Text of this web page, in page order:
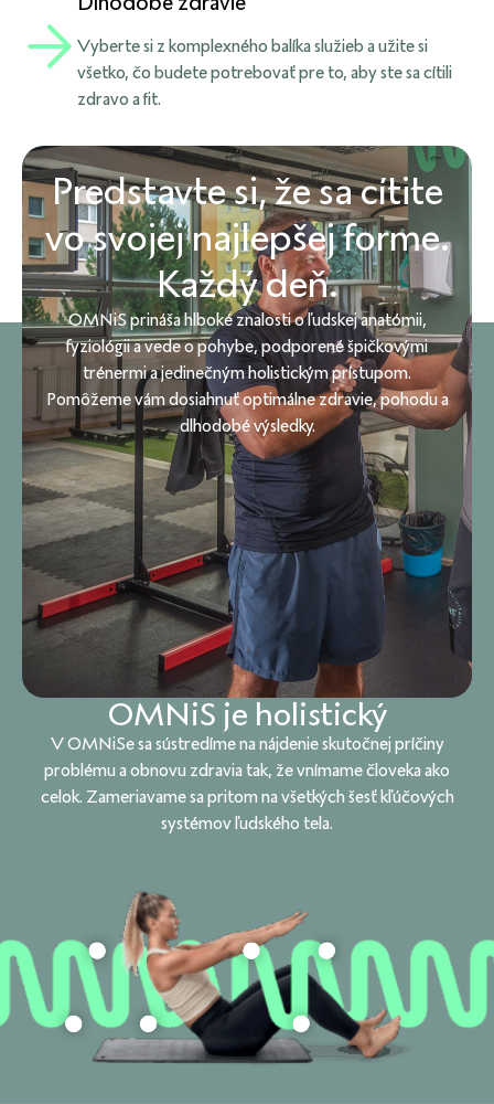
Vyberte si z komplexného balíka služieb a užite si
všetko, čo budete potrebovať pre to, aby ste sa cítili
zdravo a fit.
Predstavte si, že sa cítite
vo svojej najlepšej forme.
Každý deň.
OMNiS prináša hlboké znalosti o ľudskej anatómii,
fyziológii a vede o pohybe, podporené špičkovými
trénermi a jedinečným holistickým prístupom.
Pomôžeme vám dosiahnuť optimálne zdravie, pohodu a
dlhodobé výsledky.
OMNiS je holistický
V OMNiSe sa sústredíme na nájdenie skutočnej príčiny
problému a obnovu zdravia tak, že vnímame človeka ako
celok. Zameriavame sa pritom na všetkých šesť kľúčových
systémov ľudského tela.